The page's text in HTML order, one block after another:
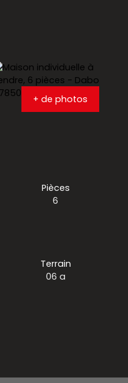
+ de photos
Pièces
6
Terrain
06 a